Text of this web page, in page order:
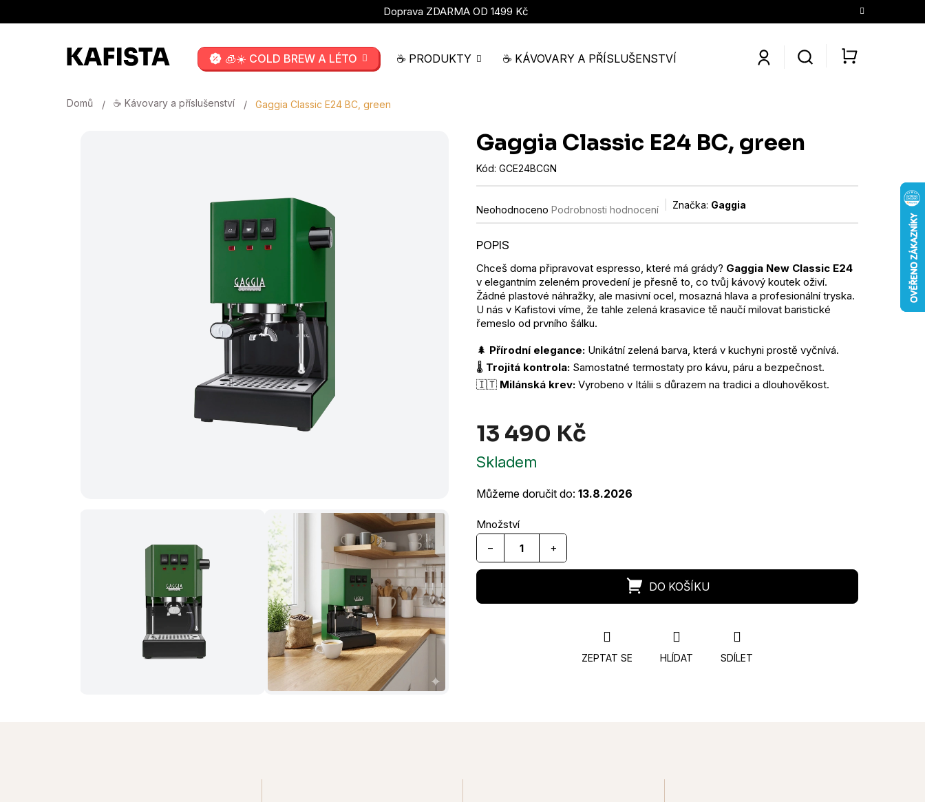
Doprava ZDARMA OD 1499 Kč
🧊☀️ COLD BREW A LÉTO ☕ PRODUKTY ☕ KÁVOVARY A PŘÍSLUŠENSTVÍ KONTAKTY O NÁS
Domů ☕ Kávovary a příslušenství Gaggia Classic E24 BC, green
Gaggia Classic E24 BC, green
Kód: GCE24BCGN
Průměrné
hodnocení
je
z
5
hvězdiček.
Neohodnoceno Podrobnosti hodnocení Značka: Gaggia
Chceš doma připravovat espresso, které má grády? Gaggia New Classic E24
v elegantním zeleném provedení je přesně to, co tvůj kávový koutek oživí.
Žádné plastové náhražky, ale masivní ocel, mosazná hlava a profesionální tryska.
U nás v Kafistovi víme, že tahle zelená krasavice tě naučí milovat baristické
řemeslo od prvního šálku.
🌲 Přírodní elegance: Unikátní zelená barva, která v kuchyni prostě vyčnívá.
🌡️ Trojitá kontrola: Samostatné termostaty pro kávu, páru a bezpečnost.
🇮🇹 Milánská krev: Vyrobeno v Itálii s důrazem na tradici a dlouhověkost.
13 490 Kč
Skladem
Můžeme doručit do: 13.8.2026
+
−
ZEPTAT SE HLÍDAT SDÍLET